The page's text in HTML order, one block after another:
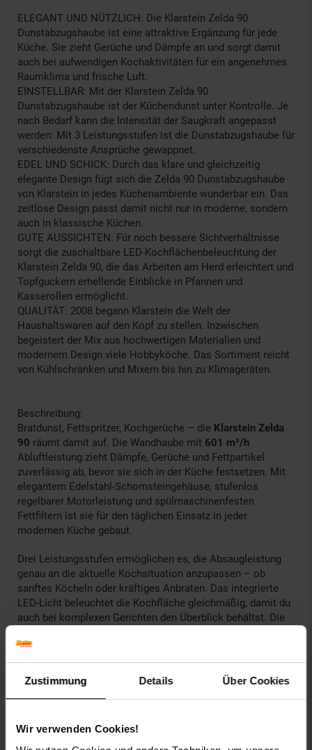
Zustimmung Details Über Cookies
Wir verwenden Cookies!
ELEGANT UND NÜTZLICH: Die Klarstein Zelda 90
Dunstabzugshaube ist eine attraktive Ergänzung für jede
Küche. Sie zieht Gerüche und Dämpfe an und sorgt damit
auch bei aufwendigen Kochaktivitäten für ein angenehmes
Raumklima und frische Luft.
EINSTELLBAR: Mit der Klarstein Zelda 90
Dunstabzugshaube ist der Küchendunst unter Kontrolle. Je
nach Bedarf kann die Intensität der Saugkraft angepasst
werden: Mit 3 Leistungsstufen ist die Dunstabzugshaube für
verschiedenste Ansprüche gewappnet.
EDEL UND SCHICK: Durch das klare und gleichzeitig
elegante Design fügt sich die Zelda 90 Dunstabzugshaube
von Klarstein in jedes Küchenambiente wunderbar ein. Das
zeitlose Design passt damit nicht nur in moderne, sondern
auch in klassische Küchen.
GUTE AUSSICHTEN: Für noch bessere Sichtverhältnisse
sorgt die zuschaltbare LED-Kochflächenbeleuchtung der
Klarstein Zelda 90, die das Arbeiten am Herd erleichtert und
Topfguckern erhellende Einblicke in Pfannen und
Kasserollen ermöglicht.
QUALITÄT: 2008 begann Klarstein die Welt der
Haushaltswaren auf den Kopf zu stellen. Inzwischen
begeistert der Mix aus hochwertigen Materialien und
modernem Design viele Hobbyköche. Das Sortiment reicht
von Kühlschränken und Mixern bis hin zu Klimageräten.
Beschreibung:
Bratdunst, Fettspritzer, Kochgerüche – die Klarstein Zelda
90 räumt damit auf. Die Wandhaube mit 601 m³/h
Abluftleistung zieht Dämpfe, Gerüche und Fettpartikel
zuverlässig ab, bevor sie sich in der Küche festsetzen. Mit
elegantem Edelstahl-Schornsteingehäuse, stufenlos
regelbarer Motorleistung und spülmaschinenfesten
Fettfiltern ist sie für den täglichen Einsatz in jeder
modernen Küche gebaut.
Drei Leistungsstufen ermöglichen es, die Absaugleistung
genau an die aktuelle Kochsituation anzupassen – ob
sanftes Köcheln oder kräftiges Anbraten. Das integrierte
LED-Licht beleuchtet die Kochfläche gleichmäßig, damit du
auch bei komplexen Gerichten den Überblick behältst. Die
Leistungsstufe wählen, Licht steuern, Nachlauftimer
aktivieren – alles mit einer Fingerbewegung.
Der teleskopische Schornstein passt sich an Deckenhöhen
Küchen ohne Abluftkanal ist der Betrieb mit optionalem